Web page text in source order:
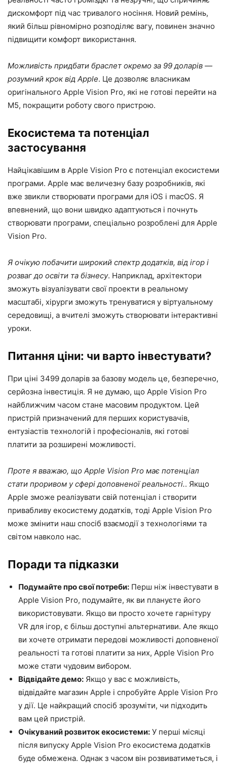
дискомфорт під час тривалого носіння. Новий ремінь,
який більш рівномірно розподіляє вагу, повинен значно
підвищити комфорт використання.
Можливість придбати браслет окремо за 99 доларів —
розумний крок від Apple. Це дозволяє власникам
оригінального Apple Vision Pro, які не готові перейти на
M5, покращити роботу свого пристрою.
Екосистема та потенціал
застосування
Найцікавішим в Apple Vision Pro є потенціал екосистеми
програми. Apple має величезну базу розробників, які
вже звикли створювати програми для iOS і macOS. Я
впевнений, що вони швидко адаптуються і почнуть
створювати програми, спеціально розроблені для Apple
Vision Pro.
Я очікую побачити широкий спектр додатків, від ігор і
розваг до освіти та бізнесу. Наприклад, архітектори
зможуть візуалізувати свої проекти в реальному
масштабі, хірурги зможуть тренуватися у віртуальному
середовищі, а вчителі зможуть створювати інтерактивні
уроки.
Питання ціни: чи варто інвестувати?
При ціні 3499 доларів за базову модель це, безперечно,
серйозна інвестиція. Я не думаю, що Apple Vision Pro
найближчим часом стане масовим продуктом. Цей
пристрій призначений для перших користувачів,
ентузіастів технологій і професіоналів, які готові
платити за розширені можливості.
Проте я вважаю, що Apple Vision Pro має потенціал
стати проривом у сфері доповненої реальності.. Якщо
Apple зможе реалізувати свій потенціал і створити
привабливу екосистему додатків, тоді Apple Vision Pro
може змінити наш спосіб взаємодії з технологіями та
світом навколо нас.
Поради та підказки
Подумайте про свої потреби: Перш ніж інвестувати в
Apple Vision Pro, подумайте, як ви плануєте його
використовувати. Якщо ви просто хочете гарнітуру
VR для ігор, є більш доступні альтернативи. Але якщо
ви хочете отримати передові можливості доповненої
реальності та готові платити за них, Apple Vision Pro
може стати чудовим вибором.
Відвідайте демо: Якщо у вас є можливість,
відвідайте магазин Apple і спробуйте Apple Vision Pro
у дії. Це найкращий спосіб зрозуміти, чи підходить
вам цей пристрій.
Очікуваний розвиток екосистеми: У перші місяці
після випуску Apple Vision Pro екосистема додатків
буде обмежена. Однак з часом він розвиватиметься, і